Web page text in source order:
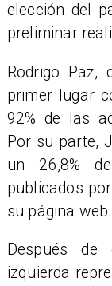
elección del
preliminar
Rodrigo Paz,
primer lugar
92% de las
Por su parte,
un 26,8%
publicados
su página web.
Después
izquierda